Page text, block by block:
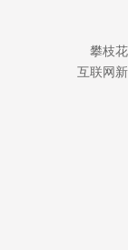
攀枝
互联网